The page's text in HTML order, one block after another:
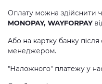
Оплату можна здійснити
MONOPAY, WAYFORPAY
Або на картку банку
менеджером.
"Наложного" платежу у